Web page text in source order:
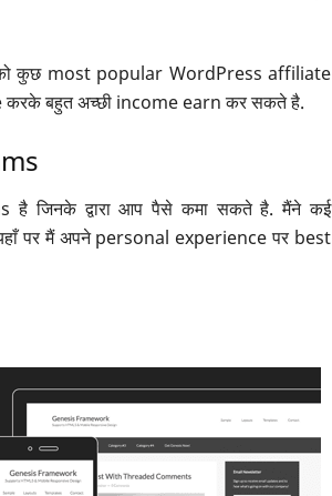
कुछ most popular WordPress affiliate
करके बहुत अच्छी income earn कर सकते है.
है जिनके द्वारा आप पैसे कमा सकते है. मैंने कई
पर मैं अपने personal experience पर best